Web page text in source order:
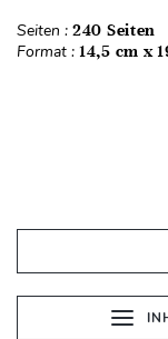
Seiten : 240 Seiten
Format : 14,5 cm x